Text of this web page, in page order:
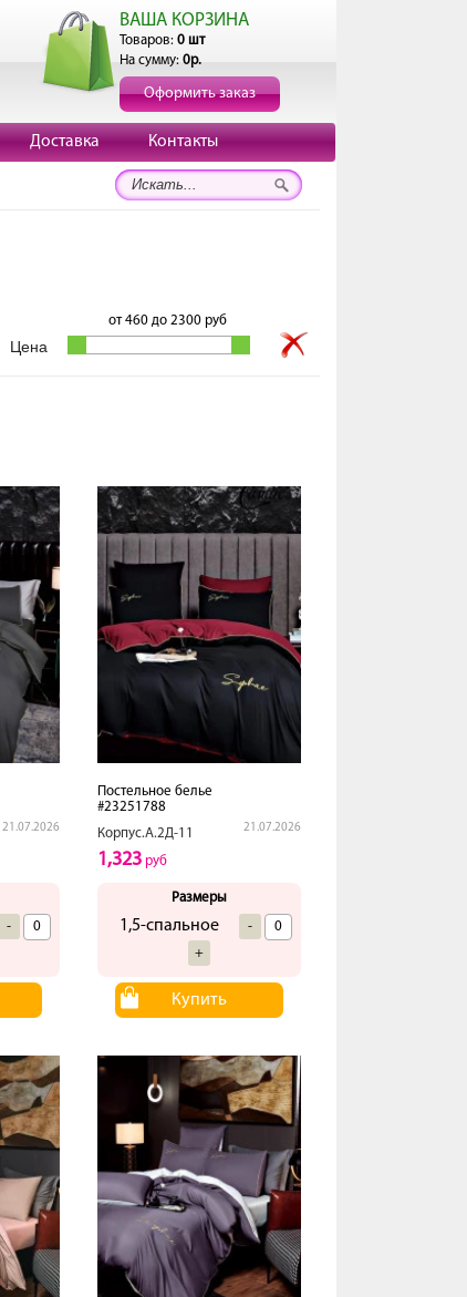
ВАША КОРЗИНА
Товаров: 0 шт
На сумму: 0р.
Оформить заказ
Доставка Контакты
от460до 2300 руб
21.07.2026
-
Постельное белье
#23251788
Корпус.А.2Д-11
21.07.2026
1,323 руб
Размеры
1,5-спальное
-
+
Купить